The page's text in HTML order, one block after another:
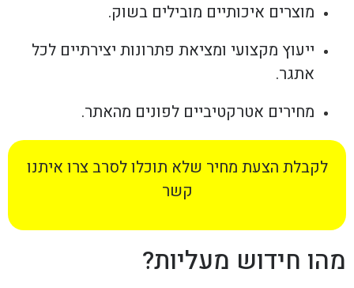
מוצרים איכותיים מובילים בשוק.
ייעוץ מקצועי ומציאת פתרונות יצירתיים לכל
אתגר.
מחירים אטרקטיביים לפונים מהאתר.
לקבלת הצעת מחיר שלא תוכלו לסרב צרו איתנו
קשר
מהו חידוש מעליות?